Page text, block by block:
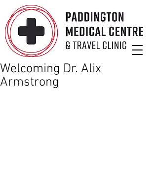
Welcoming Dr. Alix
Armstrong